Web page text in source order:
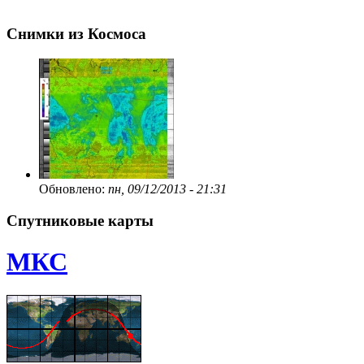
Снимки из Космоса
Обновлено: пн, 09/12/2013 - 21:31
Спутниковые карты
МКС